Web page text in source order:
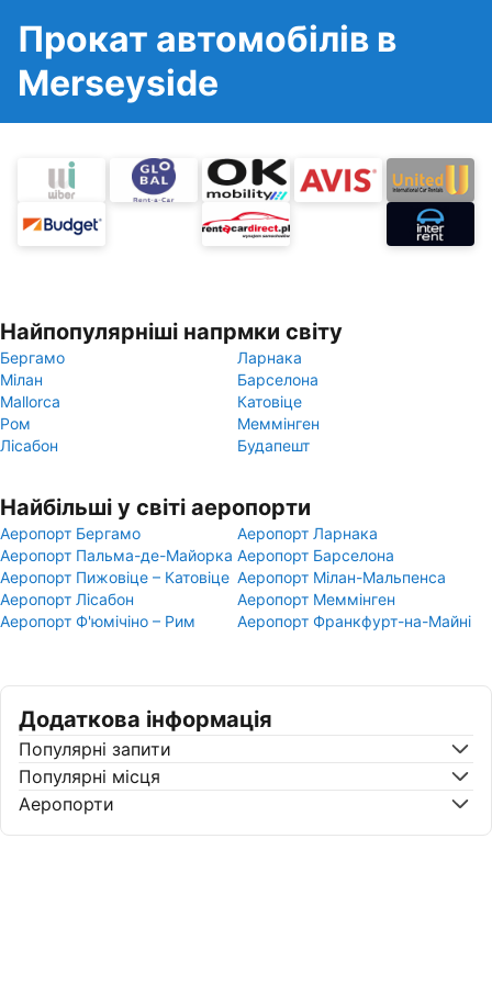
Прокат автомобілів в
Merseyside
Найпопулярніші напрмки світу
Бергамо
Ларнака
Мілан
Барселона
Mallorca
Катовіце
Ром
Меммінген
Лісабон
Будапешт
Найбільші у світі аеропорти
Аеропорт Бергамо
Аеропорт Ларнака
Аеропорт Пальма-де-Майорка Аеропорт Барселона
Аеропорт Пижовіце – Катовіце Аеропорт Мілан-Мальпенса
Аеропорт Лісабон
Аеропорт Меммінген
Аеропорт Ф'юмічіно – Рим
Аеропорт Франкфурт-на-Майні
Додаткова інформація
Популярні запити
Популярні місця
Аеропорти